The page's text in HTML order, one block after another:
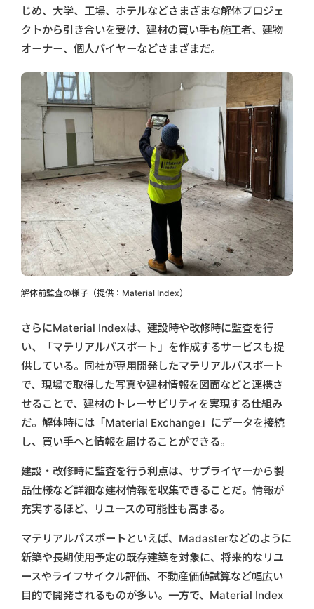
じめ、大学、工場、ホテルなどさまざまな解体プロジェ
クトから引き合いを受け、建材の買い手も施工者、建物
オーナー、個人バイヤーなどさまざまだ。
解体前監査の様子（提供：Material Index）
さらにMaterial Indexは、建設時や改修時に監査を行
い、「マテリアルパスポート」を作成するサービスも提
供している。同社が専用開発したマテリアルパスポート
で、現場で取得した写真や建材情報を図面などと連携さ
せることで、建材のトレーサビリティを実現する仕組み
だ。解体時には「Material Exchange」にデータを接続
し、買い手へと情報を届けることができる。
建設・改修時に監査を行う利点は、サプライヤーから製
品仕様など詳細な建材情報を収集できることだ。情報が
充実するほど、リユースの可能性も高まる。
マテリアルパスポートといえば、Madasterなどのように
新築や長期使用予定の既存建築を対象に、将来的なリユ
ースやライフサイクル評価、不動産価値試算など幅広い
目的で開発されるものが多い。一方で、Material Index